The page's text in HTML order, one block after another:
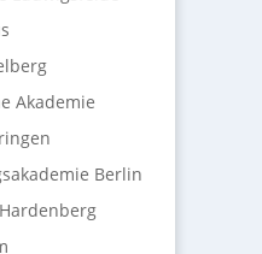
Akademie
Berlin